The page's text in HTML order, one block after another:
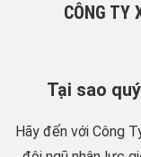
CÔNG TY
Tại sao
Hãy đến với Công